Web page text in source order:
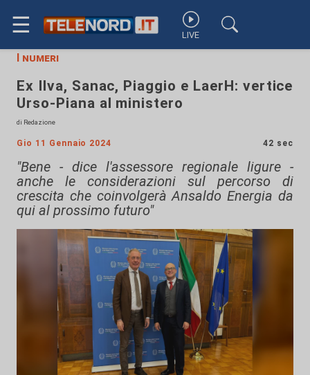
☰ LIVE
I numeri
Ex Ilva, Sanac, Piaggio e LaerH: vertice
Urso-Piana al ministero
di Redazione
Gio 11 Gennaio 2024 42 sec
"Bene - dice l'assessore regionale ligure -
anche le considerazioni sul percorso di
crescita che coinvolgerà Ansaldo Energia da
qui al prossimo futuro"